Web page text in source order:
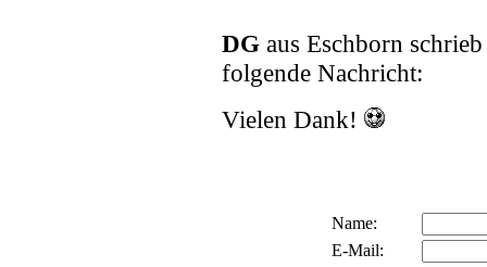
DG aus Eschborn
folgende Nachricht:
Vielen Dank!
Name:
E-Mail: